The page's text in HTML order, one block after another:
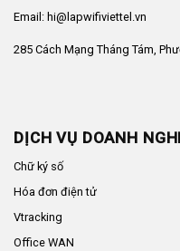
Email: hi@lapwifiviettel.vn
285 Cách Mạng Tháng Tám,
DỊCH VỤ DOANH
Chữ ký số
Hóa đơn điện tử
Vtracking
Office WAN